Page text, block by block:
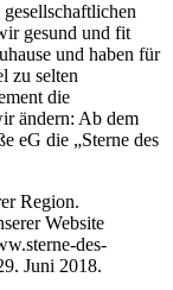
gesund und fit
und haben für
zu selten
die
ändern: Ab dem
eG die „Sterne des
Region.
Website
des-
Juni 2018.